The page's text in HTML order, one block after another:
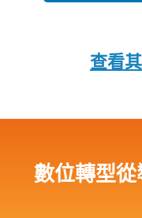
查看
數位轉型